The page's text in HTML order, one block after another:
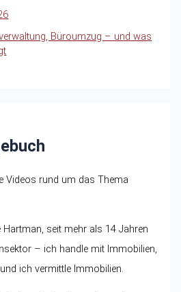
Büroumzug – und was
Videos rund um das Thema
Hartman, seit mehr als 14 Jahren
– ich handle mit Immobilien,
ich vermittle Immobilien.